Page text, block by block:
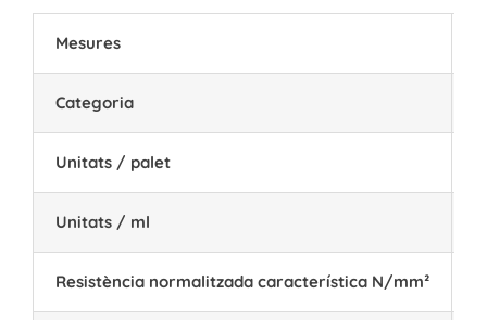
Mesures
Categoria
Unitats / palet
Unitats / ml
Resistència normalitzada característica N/mm²